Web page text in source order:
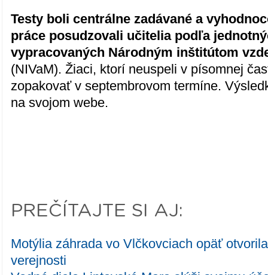
Testy boli centrálne zadávané a
práce posudzovali učitelia podľa
vypracovaných Národným inštitútom
(NIVaM). Žiaci, ktorí neuspeli v písomnej
zopakovať v septembrovom termíne.
na svojom webe.
PREČÍTAJTE SI AJ:
Motýlia záhrada vo Vlčkovciach opäť
verejnosti